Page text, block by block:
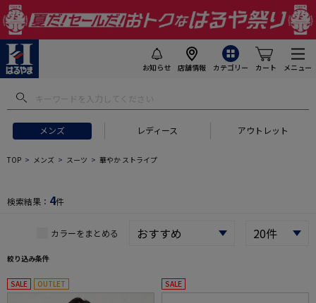
お知らせ 店舗情報 カテゴリー カート メニュー
メンズ レディース アウトレット
フトにおすすめ #セットアップ スーツ
TOP メンズ スーツ 華やか ストライプ
検索結果： 4件
カラーをまとめる
絞り込み条件
SALE OUTLET SALE